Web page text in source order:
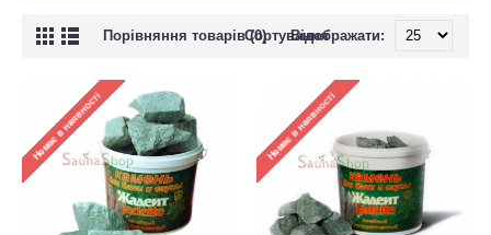
Порівняння товарів (0) Відображати:
Сортування